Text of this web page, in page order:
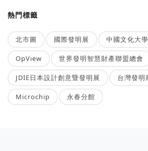
熱門標籤
北市圖 國際發明展 中國文化大學
OpView 世界發明智慧財產聯盟總會
JDIE日本設計創意暨發明展 台灣發明
Microchip 永春分館